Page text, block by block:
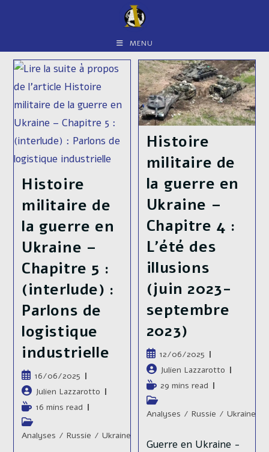
MENU
Histoire
militaire de
la guerre en
Ukraine –
Chapitre 5 :
(interlude) :
Parlons de
logistique
industrielle
Publication
publiée :
16/06/2025
Auteur/autrice
de
la
publication :
Julien Lazzarotto
Temps
de
lecture :
16 mins read
Post
category:
Analyses / Russie / Ukraine
Histoire
militaire de
la guerre en
Ukraine –
Chapitre 4 :
L’été des
illusions
(juin 2023-
septembre
2023)
Publication
publiée :
12/06/2025
Auteur/autrice
de
la
publication :
Julien Lazzarotto
Temps
de
lecture :
29 mins read
Post
category:
Analyses / Russie / Ukraine
Guerre en Ukraine -